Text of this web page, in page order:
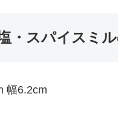
・スパイスミ
幅6.2cm